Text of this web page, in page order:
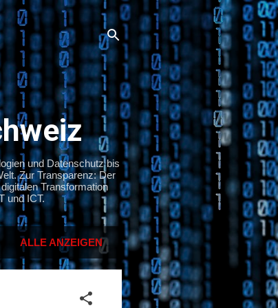
und Datenschutz bis
Zur Transparenz: Der
Transformation
und ICT.
ALLE ANZEIGEN